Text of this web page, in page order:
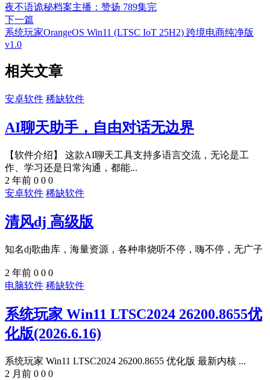
夜不语诡秘档案主播：赞扬 789集完
下一篇
系统玩家OrangeOS Win11 (LTSC IoT 25H2) 跨境电商纯净版
v1.0
相关文章
安卓软件 稀缺软件
AI聊天助手，自由对话无边界
【软件介绍】 这款AI聊天工具支持多语言交流，无论是工
作、学习还是日常沟通，都能...
2 年前 0 0 0
安卓软件 稀缺软件
清风dj 高级版
知名dj歌曲库，海量资源，各种串烧听不停，嗨不停，无广子
2 年前 0 0 0
电脑软件 稀缺软件
系统玩家 Win11 LTSC2024 26200.8655优
化版(2026.6.16)
系统玩家 Win11 LTSC2024 26200.8655 优化版 最新内核 ...
2 月前 0 0 0